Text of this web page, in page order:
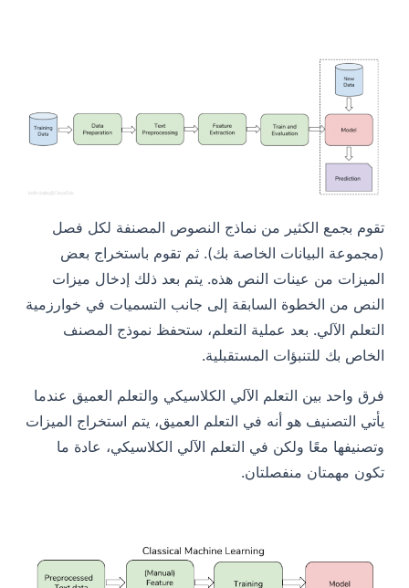
تقوم بجمع الكثير من نماذج النصوص المصنفة لكل فصل
(مجموعة البيانات الخاصة بك). ثم تقوم باستخراج بعض
الميزات من عينات النص هذه. يتم بعد ذلك إدخال ميزات
النص من الخطوة السابقة إلى جانب التسميات في خوارزمية
التعلم الآلي. بعد عملية التعلم، ستحفظ نموذج المصنف
الخاص بك للتنبؤات المستقبلية.
فرق واحد بين التعلم الآلي الكلاسيكي والتعلم العميق عندما
يأتي التصنيف هو أنه في التعلم العميق، يتم استخراج الميزات
وتصنيفها معًا ولكن في التعلم الآلي الكلاسيكي، عادة ما
تكون مهمتان منفصلتان.